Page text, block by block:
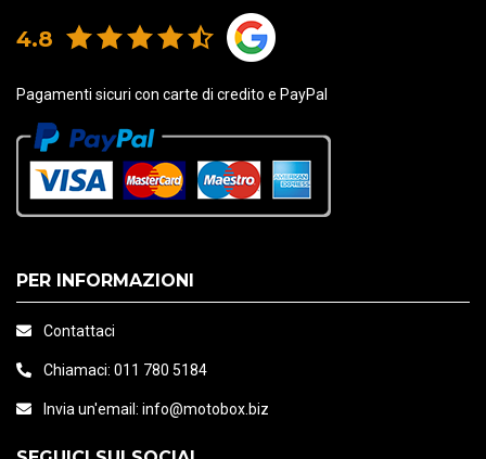
4.8
Pagamenti sicuri con carte di credito e PayPal
PER INFORMAZIONI
Contattaci
Chiamaci: 011 780 5184
Invia un'email: info@motobox.biz